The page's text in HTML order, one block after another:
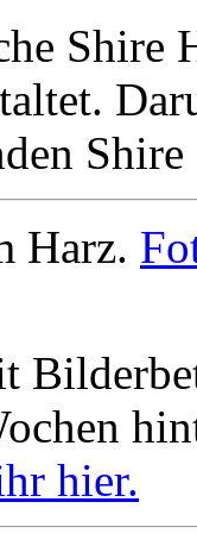
Shire
Harz.
hier.